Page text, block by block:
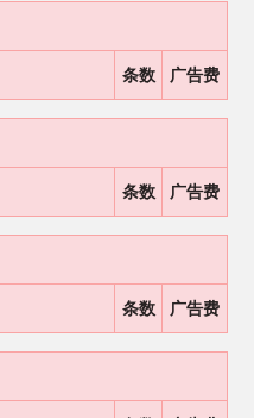
条数 广告费
条数 广告费
条数 广告费